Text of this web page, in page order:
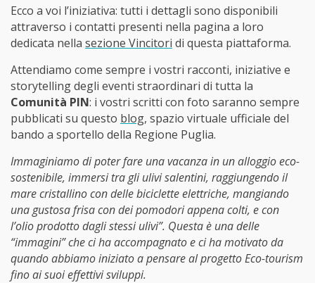
Ecco a voi l’iniziativa: tutti i dettagli sono disponibili
attraverso i contatti presenti nella pagina a loro
dedicata nella sezione Vincitori di questa piattaforma.
Attendiamo come sempre i vostri racconti, iniziative e
storytelling degli eventi straordinari di tutta la
Comunità PIN: i vostri scritti con foto saranno sempre
pubblicati su questo blog, spazio virtuale ufficiale del
bando a sportello della Regione Puglia.
Immaginiamo di poter fare una vacanza in un alloggio eco-
sostenibile, immersi tra gli ulivi salentini, raggiungendo il
mare cristallino con delle biciclette elettriche, mangiando
una gustosa frisa con dei pomodori appena colti, e con
l’olio prodotto dagli stessi ulivi”. Questa è una delle
“immagini” che ci ha accompagnato e ci ha motivato da
quando abbiamo iniziato a pensare al progetto Eco-tourism
fino ai suoi effettivi sviluppi.